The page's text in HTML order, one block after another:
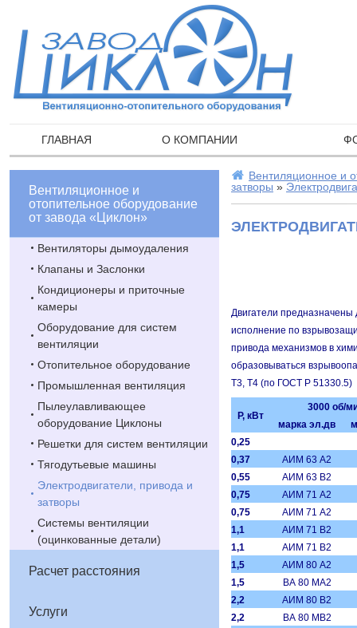
ГЛАВНАЯ О КОМПАНИИ
Вентиляционное и
отопительное оборудование
от завода «Циклон»
Вентиляторы дымоудаления
Клапаны и Заслонки
Кондиционеры и приточные
камеры
Оборудование для систем
вентиляции
Отопительное оборудование
Промышленная вентиляция
Пылеулавливающее
оборудование Циклоны
Решетки для систем вентиляции
Тягодутьевые машины
Электродвигатели, привода и
затворы
Системы вентиляции
(оцинкованные детали)
Расчет расстояния
Услуги
Вентиляционное и
затворы »
Двигатели
исполнение по
привода механизмов в
образовываться
Т3, Т4 (по ГОСТ Р 51330.5)
Р, кВт
3000 об/
марка эл.дв
0,25
0,37
АИМ 63 А2
0,55
АИМ 63 В2
0,75
АИМ 71 А2
0,75
АИМ 71 А2
1,1
АИМ 71 В2
1,1
АИМ 71 В2
1,5
АИМ 80 А2
1,5
ВА 80 МА2
2,2
АИМ 80 В2
2,2
ВА 80 МВ2